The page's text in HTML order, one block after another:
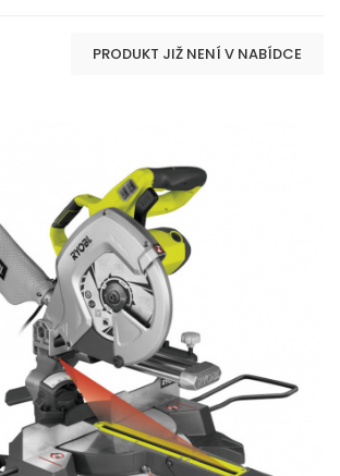
PRODUKT JIŽ NENÍ V NABÍDCE